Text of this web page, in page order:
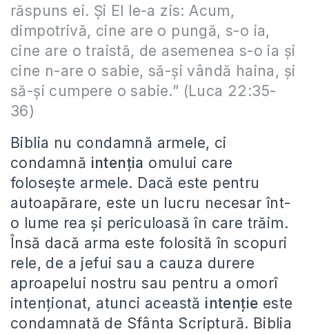
răspuns ei. Și El le-a zis: Acum,
dimpotrivă, cine are o pungă, s-o ia,
cine are o traistă, de asemenea s-o ia și
cine n-are o sabie, să-și vândă haina, și
să-și cumpere o sabie.” (Luca 22:35-
36)
Biblia nu condamnă armele, ci
condamnă intenția omului care
folosește armele. Dacă este pentru
autoapărare, este un lucru necesar înt-
o lume rea și periculoasă în care trăim.
Însă dacă arma este folosită în scopuri
rele, de a jefui sau a cauza durere
aproapelui nostru sau pentru a omorî
intenționat, atunci această intenție este
condamnată de Sfânta Scriptură. Biblia